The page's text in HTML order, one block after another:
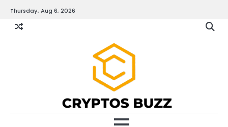
content
Thursday, Aug 6, 2026